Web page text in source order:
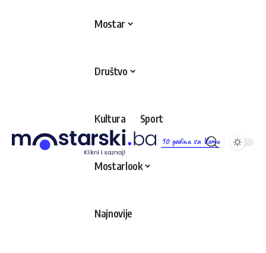
10 godina sa Vama
Mostar
Društvo
Kultura Sport
Mostarlook
Najnovije